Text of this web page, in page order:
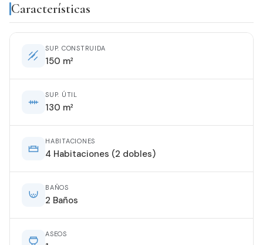
Características
SUP. CONSTRUIDA
150 m²
SUP. ÚTIL
130 m²
HABITACIONES
4 Habitaciones (2 dobles)
BAÑOS
2 Baños
ASEOS